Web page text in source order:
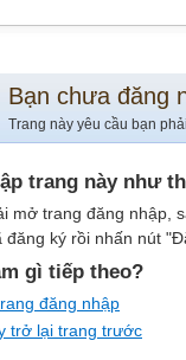
Bạn chưa đăng
Trang này yêu cầu bạn
trang này như
mở trang đăng nhập,
đăng ký rồi nhấn nút
gì tiếp theo?
đăng nhập
trở lại trang trước